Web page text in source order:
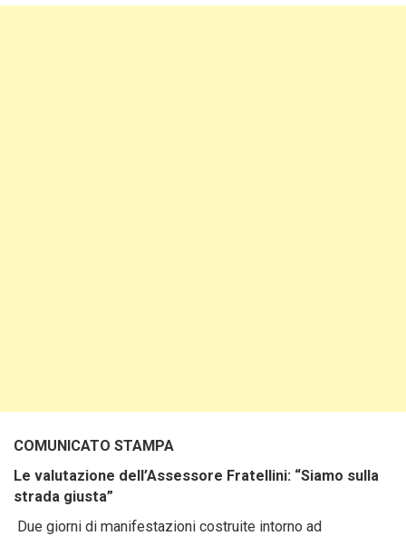
COMUNICATO STAMPA
Le valutazione dell’Assessore Fratellini: “Siamo sulla
strada giusta”
Due giorni di manifestazioni costruite intorno ad